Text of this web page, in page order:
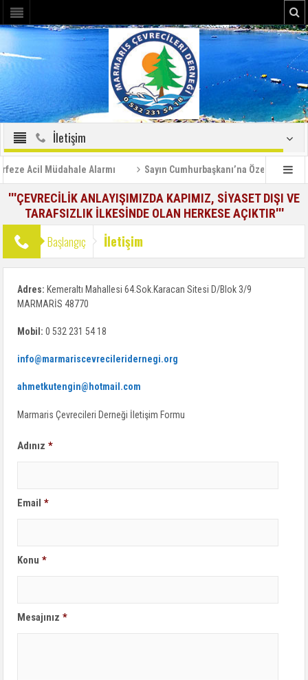
İletişim
Acil Müdahale Alarmı Sayın Cumhurbaşkanı’na Özel
'''ÇEVRECİLİK ANLAYIŞIMIZDA KAPIMIZ, SİYASET DIŞI VE
TARAFSIZLIK İLKESİNDE OLAN HERKESE AÇIKTIR'''
Başlangıç İletişim
Adres: Kemeraltı Mahallesi 64.Sok.Karacan Sitesi D/Blok 3/9
MARMARİS 48770
Mobil: 0 532 231 54 18
info@marmariscevrecileridernegi.org
ahmetkutengin@hotmail.com
Marmaris Çevrecileri Derneği İletişim Formu
Adınız *
Email *
Konu *
Mesajınız *